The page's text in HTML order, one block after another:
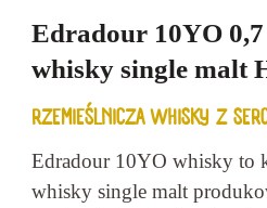
Edradour 10YO
whisky single malt
RZEMIEŚLNICZA WHISKY Z
Edradour 10YO whisky to
whisky single malt